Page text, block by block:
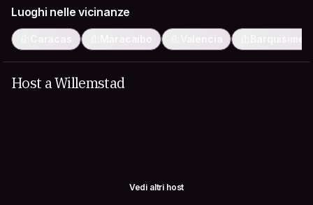
Luoghi nelle vicinanze
Caracas Maracaibo Valencia Barquisimeto
Host a Willemstad
Vedi altri host